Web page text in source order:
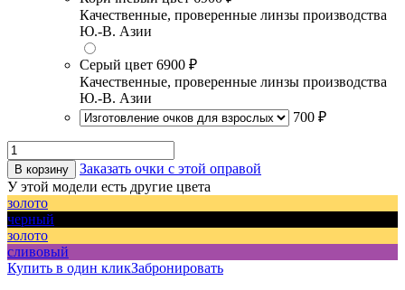
Качественные, проверенные линзы производства
Ю.-В. Азии
Серый цвет 6900 ₽
Качественные, проверенные линзы производства
Ю.-В. Азии
700 ₽
В корзину
Заказать очки с этой оправой
У этой модели есть другие цвета
золото
черный
золото
сливовый
Купить в один кликЗабронировать